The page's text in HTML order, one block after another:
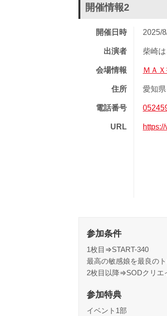
開催情報2
開催日時 2025/
出演者 柴崎は
会場情報 ＭＡ
住所 愛知
電話番号
URL
参加条件
1枚目⇒START-340
最高の敏感娘を最良の
2枚目以降⇒SODクリエ
参加特典
イベント1部